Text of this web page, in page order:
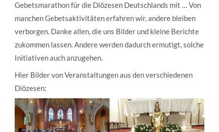
Gebetsmarathon für die Diözesen Deutschlands mit … Von
manchen Gebetsaktivitäten erfahren wir, andere bleiben
verborgen. Danke allen, die uns Bilder und kleine Berichte
zukommen lassen. Andere werden dadurch ermutigt, solche
Initiativen auch anzugehen.
Hier Bilder von Veranstaltungen aus den verschiedenen
Diözesen: